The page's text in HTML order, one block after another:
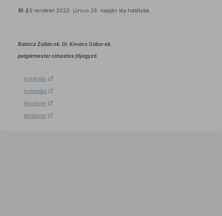
10. § E rendelet 2020. június 26. napján lép hatályba.
Balaicz Zoltán sk. Dr. Kovács Gábor sk.
polgármester címzetes főjegyző
Indokolás
Indokolás
Melléklet
Melléklet